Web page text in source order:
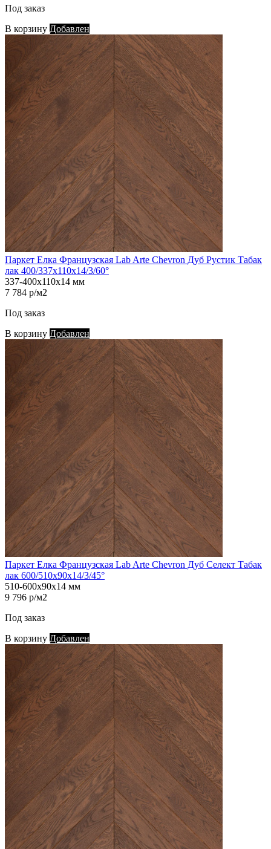
Под заказ
В корзину Добавлен
Паркет Елка Французская Lab Arte Chevron Дуб Рустик Табак
лак 400/337х110х14/3/60°
337-400х110х14 мм
7 784 р/м2
Под заказ
В корзину Добавлен
Паркет Елка Французская Lab Arte Chevron Дуб Селект Табак
лак 600/510х90х14/3/45°
510-600х90х14 мм
9 796 р/м2
Под заказ
В корзину Добавлен